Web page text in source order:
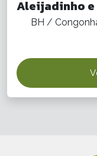
Aleijadinho e
BH /